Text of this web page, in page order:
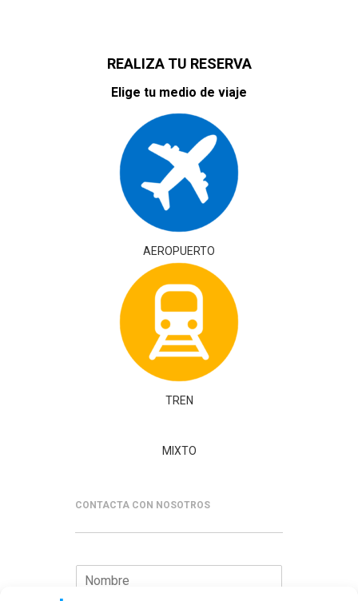
REALIZA TU RESERVA
Elige tu medio de viaje
AEROPUERTO
TREN
MIXTO
CONTACTA CON NOSOTROS